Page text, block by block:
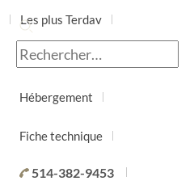
Les plus Terdav
Jour par jour
Hébergement
Fiche technique
514-382-9453